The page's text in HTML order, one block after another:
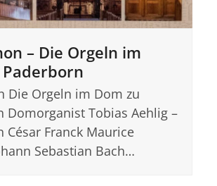
– Die Orgeln im
Paderborn
Die Orgeln im Dom zu
Domorganist Tobias Aehlig –
César Franck Maurice
Sebastian Bach…